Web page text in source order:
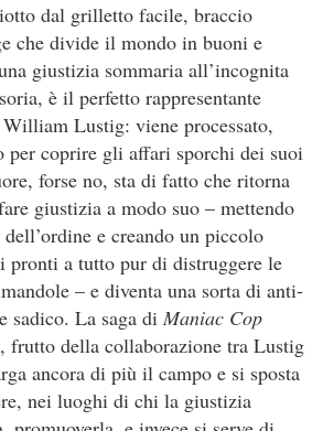
dal grilletto facile, braccio
che divide il mondo in buoni e
giustizia sommaria all’incognita
è il perfetto rappresentante
Lustig: viene processato,
per coprire gli affari sporchi dei suoi
forse no, sta di fatto che ritorna
giustizia a modo suo – mettendo
e creando un piccolo
pronti a tutto pur di distruggere le
– e diventa una sorta di anti-
sadico. La saga di Maniac Cop
frutto della collaborazione tra Lustig
ancora di più il campo e si sposta
nei luoghi di chi la giustizia